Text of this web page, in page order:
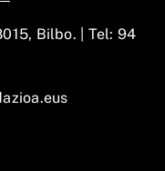
Bilbo. | Tel: 94